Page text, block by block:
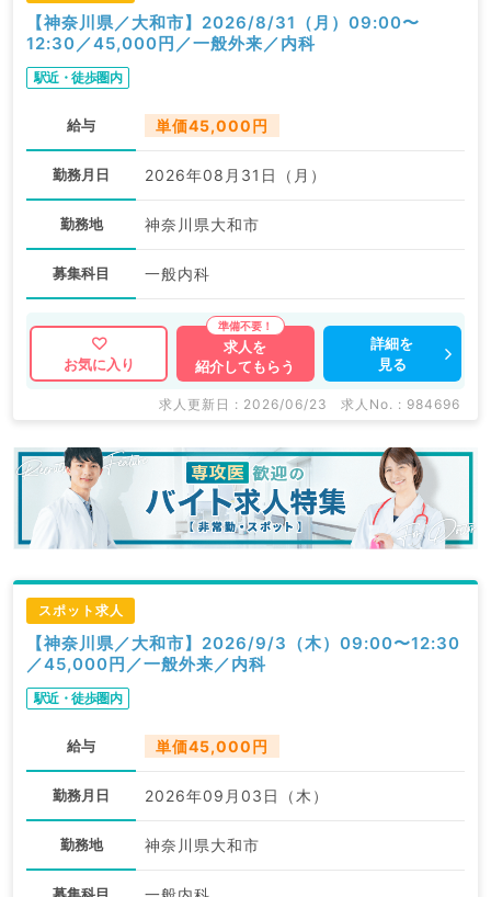
【神奈川県／大和市】2026/8/31（月）09:00〜
12:30／45,000円／一般外来／内科
駅近・徒歩圏内
給与 単価45,000円
勤務月日 2026年08月31日（月）
勤務地 神奈川県大和市
募集科目 一般内科
お気に入り
求人を
紹介してもらう
詳細を
見る
求人更新日 : 2026/06/23 求人No. : 984696
スポット求人
【神奈川県／大和市】2026/9/3（木）09:00〜12:30
／45,000円／一般外来／内科
駅近・徒歩圏内
給与 単価45,000円
勤務月日 2026年09月03日（木）
勤務地 神奈川県大和市